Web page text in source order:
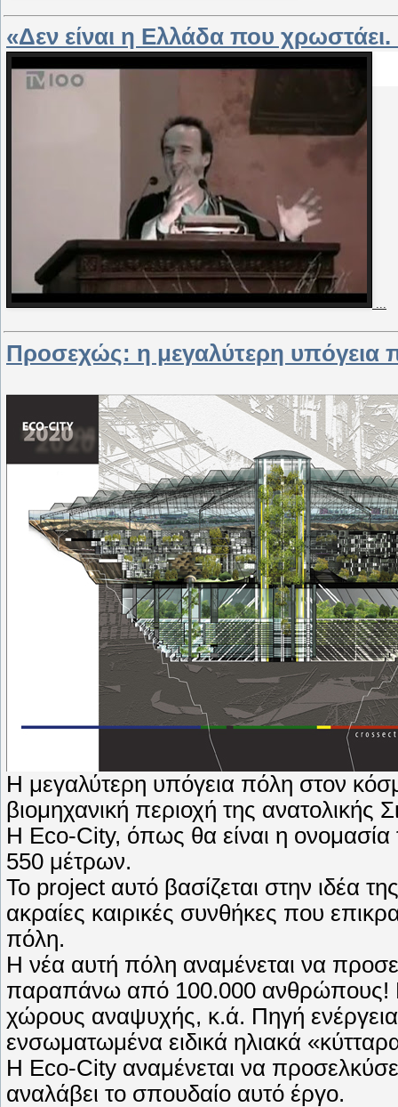
«Δεν είναι η Ελλάδα που
...
Προσεχώς: η μεγαλύτερη υπόγεια
Η μεγαλύτερη υπόγεια πόλη στον
βιομηχανική περιοχή της ανατολικής
Η Eco-City, όπως θα είναι η ονομασία
550 μέτρων.
Το project αυτό βασίζεται στην ιδέα
ακραίες καιρικές συνθήκες που
πόλη.
Η νέα αυτή πόλη αναμένεται να
παραπάνω από 100.000 ανθρώπους!
χώρους αναψυχής, κ.ά. Πηγή
ενσωματωμένα ειδικά ηλιακά
Η Eco-City αναμένεται να
αναλάβει το σπουδαίο αυτό έργο.